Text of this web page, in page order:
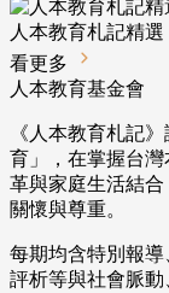
人本教育札記精選
看更多
人本教育基金會
《人本教育札記
育」，在掌握台
革與家庭生活結
關懷與尊重。
每期均含特別報
評析等與社會脈